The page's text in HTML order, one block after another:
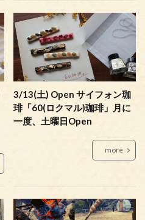
3/13(土) Open サイフォン珈
琲「60(ロクマル)珈琲」月に
一度、土曜日Open
more